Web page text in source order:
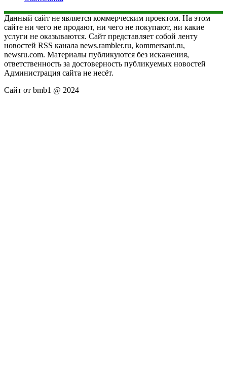
Данный сайт не является коммерческим проектом. На этом
сайте ни чего не продают, ни чего не покупают, ни какие
услуги не оказываются. Сайт представляет собой ленту
новостей RSS канала news.rambler.ru, kommersant.ru,
newsru.com. Материалы публикуются без искажения,
ответственность за достоверность публикуемых новостей
Администрация сайта не несёт.
Сайт от bmb1 @ 2024